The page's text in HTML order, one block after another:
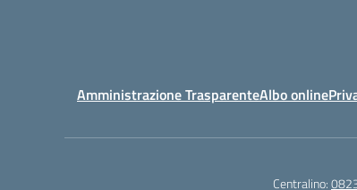
Amministrazione TrasparenteAlbo online
Centralino: